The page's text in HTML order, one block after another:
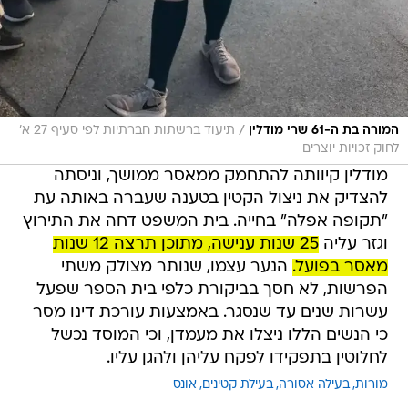
המורה בת ה-61 שרי מודלין /
תיעוד ברשתות חברתיות לפי סעיף 27 א'
לחוק זכויות יוצרים
מודלין קיוותה להתחמק ממאסר ממושך, וניסתה
להצדיק את ניצול הקטין בטענה שעברה באותה עת
"תקופה אפלה" בחייה. בית המשפט דחה את התירוץ
וגזר עליה
25 שנות ענישה, מתוכן תרצה 12 שנות
מאסר בפועל. הנער עצמו, שנותר מצולק משתי
הפרשות, לא חסך בביקורת כלפי בית הספר שפעל
עשרות שנים עד שנסגר. באמצעות עורכת דינו מסר
כי הנשים הללו ניצלו את מעמדן, וכי המוסד נכשל
לחלוטין בתפקידו לפקח עליהן ולהגן עליו.
מורות בעילה אסורה בעילת קטינים אונס